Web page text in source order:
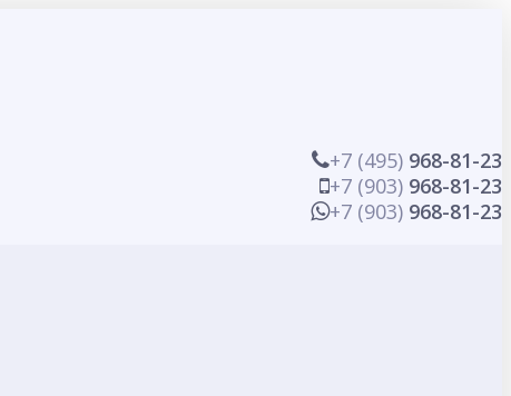
+7 (495) 968-81-23
+7 (903) 968-81-23
+7 (903) 968-81-23